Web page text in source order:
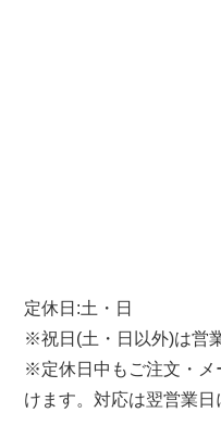
定休日:土・日
※祝日(土・日以外)は営
※定休日中もご注文・メ
けます。対応は翌営業日